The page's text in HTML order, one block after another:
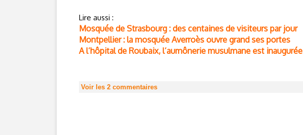
Lire aussi :
Mosquée de Strasbourg : des centaines de visiteurs par jour
Montpellier : la mosquée Averroès ouvre grand ses portes
A l’hôpital de Roubaix, l’aumônerie musulmane est inaugurée
Voir les 2 commentaires